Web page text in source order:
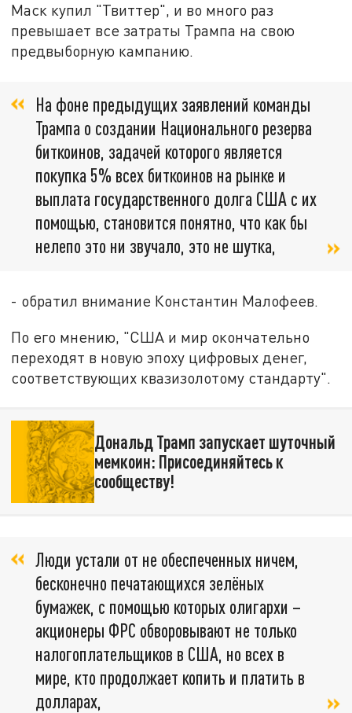
Маск купил "Твиттер", и во много раз
превышает все затраты Трампа на свою
предвыборную кампанию.
На фоне предыдущих заявлений команды
Трампа о создании Национального резерва
биткоинов, задачей которого является
покупка 5% всех биткоинов на рынке и
выплата государственного долга США с их
помощью, становится понятно, что как бы
нелепо это ни звучало, это не шутка,
- обратил внимание Константин Малофеев.
По его мнению, "США и мир окончательно
переходят в новую эпоху цифровых денег,
соответствующих квазизолотому стандарту".
Дональд Трамп запускает шуточный
мемкоин: Присоединяйтесь к
сообществу!
Люди устали от не обеспеченных ничем,
бесконечно печатающихся зелёных
бумажек, с помощью которых олигархи –
акционеры ФРС обворовывают не только
налогоплательщиков в США, но всех в
мире, кто продолжает копить и платить в
долларах,